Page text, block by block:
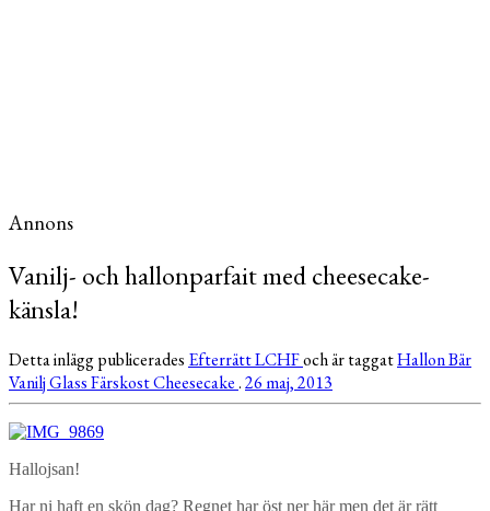
Annons
Vanilj- och hallonparfait med cheesecake-
känsla!
Detta inlägg publicerades EfterrättLCHFoch är taggatHallonBär
VaniljGlassFärskostCheesecake.26 maj, 2013
Hallojsan!
Har ni haft en skön dag? Regnet har öst ner här men det är rätt